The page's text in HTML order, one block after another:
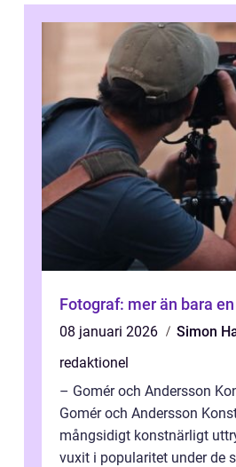
Fotograf: mer än bara
08 januari 2026
Simon
redaktionel
– Gomér och Andersson
Gomér och Andersson
mångsidigt konstnärligt
vuxit i popularitet under de